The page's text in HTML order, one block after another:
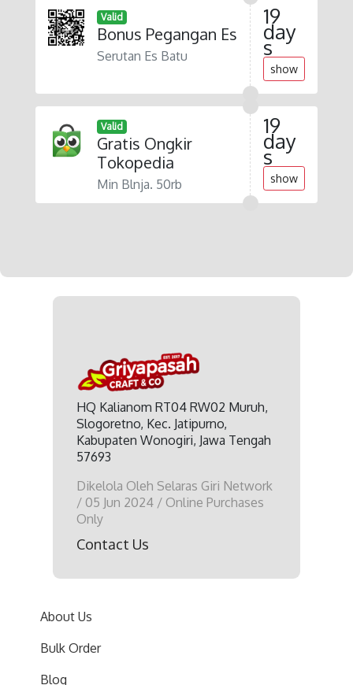
Valid
Bonus Pegangan Es
Serutan Es Batu
19
day
s
show
Valid
Gratis Ongkir
Tokopedia
Min Blnja. 50rb
19
day
s
show
HQ Kalianom RT04 RW02 Muruh,
Slogoretno, Kec. Jatipurno,
Kabupaten Wonogiri, Jawa Tengah
57693
Dikelola Oleh Selaras Giri Network
/ 05 Jun 2024 / Online Purchases
Only
Contact Us
About Us
Bulk Order
Blog